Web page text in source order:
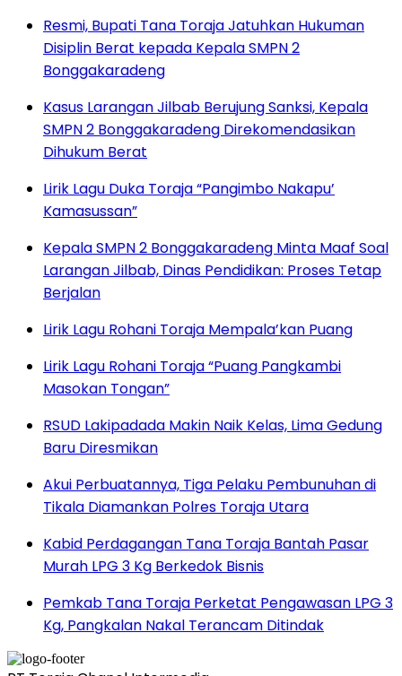
Resmi, Bupati Tana Toraja Jatuhkan Hukuman
Disiplin Berat kepada Kepala SMPN 2
Bonggakaradeng
Kasus Larangan Jilbab Berujung Sanksi, Kepala
SMPN 2 Bonggakaradeng Direkomendasikan
Dihukum Berat
Lirik Lagu Duka Toraja “Pangimbo Nakapu’
Kamasussan”
Kepala SMPN 2 Bonggakaradeng Minta Maaf Soal
Larangan Jilbab, Dinas Pendidikan: Proses Tetap
Berjalan
Lirik Lagu Rohani Toraja Mempala’kan Puang
Lirik Lagu Rohani Toraja “Puang Pangkambi
Masokan Tongan”
RSUD Lakipadada Makin Naik Kelas, Lima Gedung
Baru Diresmikan
Akui Perbuatannya, Tiga Pelaku Pembunuhan di
Tikala Diamankan Polres Toraja Utara
Kabid Perdagangan Tana Toraja Bantah Pasar
Murah LPG 3 Kg Berkedok Bisnis
Pemkab Tana Toraja Perketat Pengawasan LPG 3
Kg, Pangkalan Nakal Terancam Ditindak